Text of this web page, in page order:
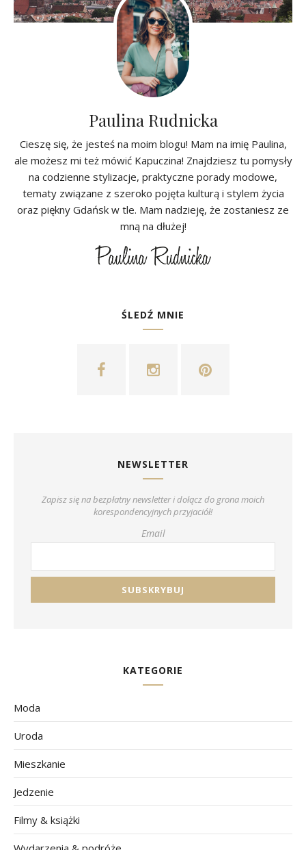
Paulina Rudnicka
Cieszę się, że jesteś na moim blogu! Mam na imię Paulina,
ale możesz mi też mówić Kapuczina! Znajdziesz tu pomysły
na codzienne stylizacje, praktyczne porady modowe,
tematy związane z szeroko pojęta kulturą i stylem życia
oraz piękny Gdańsk w tle. Mam nadzieję, że zostaniesz ze
mną na dłużej!
ŚLEDŹ MNIE
NEWSLETTER
Zapisz się na bezpłatny newsletter i dołącz do grona moich
korespondencyjnych przyjaciół!
Email
KATEGORIE
Moda
Uroda
Mieszkanie
Jedzenie
Filmy & książki